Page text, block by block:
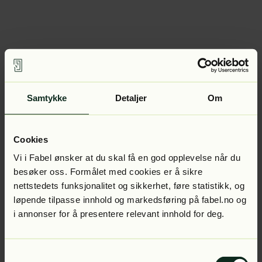
Samtykke Detaljer Om
Cookies
Vi i Fabel ønsker at du skal få en god opplevelse når du
besøker oss. Formålet med cookies er å sikre
nettstedets funksjonalitet og sikkerhet, føre statistikk, og
løpende tilpasse innhold og markedsføring på fabel.no og
i annonser for å presentere relevant innhold for deg.